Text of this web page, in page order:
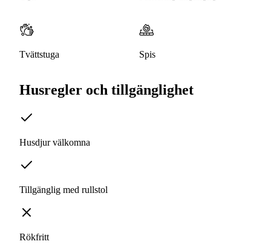
Tvättstuga Spis
Husregler och tillgänglighet
Husdjur välkomna
Tillgänglig med rullstol
Rökfritt